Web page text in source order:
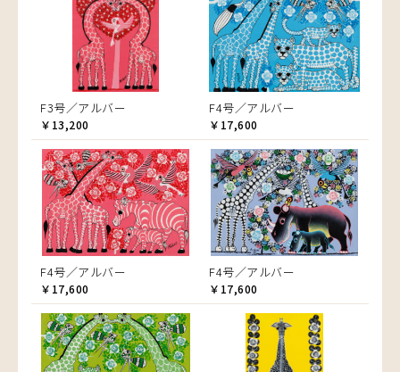
F3号／アルバー
￥13,200
F4号／アルバー
￥17,600
F4号／アルバー
￥17,600
F4号／アルバー
￥17,600